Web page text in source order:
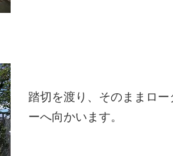
踏切を渡り、そのままロー
ーへ向かいます。